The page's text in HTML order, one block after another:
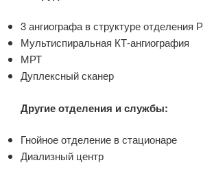
3 ангиографа в структуре
Мультиспиральная КТ-ангиография
МРТ
Дуплексный сканер
Другие отделения и службы:
Гнойное отделение в стационаре
Диализный центр